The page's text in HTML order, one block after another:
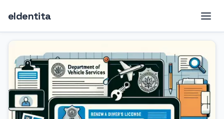
eIdentita